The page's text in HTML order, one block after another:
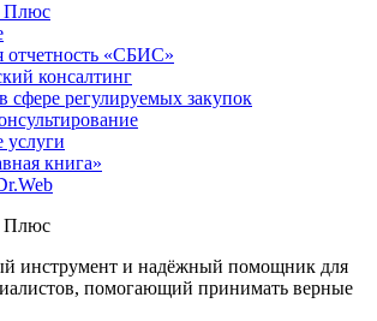
Плюс
отчетность «СБИС»
консалтинг
сфере регулируемых закупок
услуги
книга»
Плюс
инструмент и надёжный помощник для
помогающий принимать верные